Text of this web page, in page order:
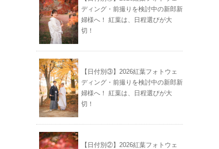
ディング・前撮りを検討中の新郎新
婦様へ！ 紅葉は、日程選びが大
切！
【日付別③】2026紅葉フォトウェ
ディング・前撮りを検討中の新郎新
婦様へ！ 紅葉は、日程選びが大
切！
【日付別②】2026紅葉フォトウェ